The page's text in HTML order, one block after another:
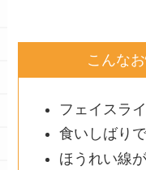
こんな
フェイスラ
食いしばり
ほうれい線